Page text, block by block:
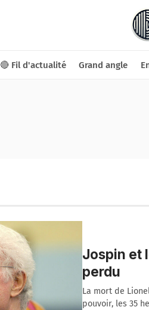
🔴 Fil d'actualité Grand angle
Jospin et
perdu
La mort de
pouvoir, les 35